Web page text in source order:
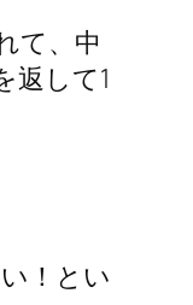
て、中
返して1
！とい